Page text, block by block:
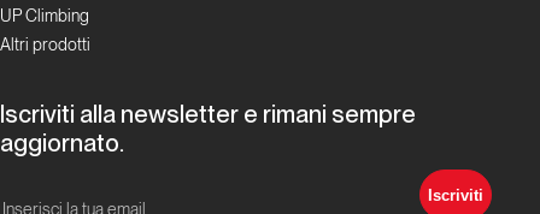
Festival
Storia di
Copertina
UP Climbing
Altri prodotti
Iscriviti alla newsletter e rimani sempre
aggiornato.
Iscriviti